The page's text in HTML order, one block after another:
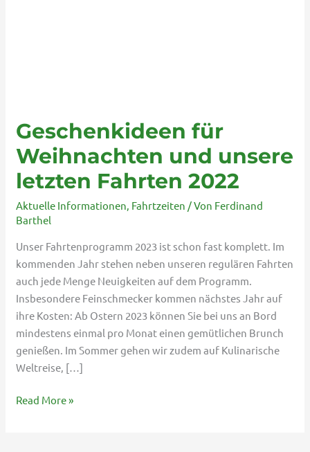
Geschenkideen für
Weihnachten und unsere
letzten Fahrten 2022
Aktuelle Informationen Fahrtzeiten / Von Ferdinand
Barthel
Unser Fahrtenprogramm 2023 ist schon fast komplett. Im
kommenden Jahr stehen neben unseren regulären Fahrten
auch jede Menge Neuigkeiten auf dem Programm.
Insbesondere Feinschmecker kommen nächstes Jahr auf
ihre Kosten: Ab Ostern 2023 können Sie bei uns an Bord
mindestens einmal pro Monat einen gemütlichen Brunch
genießen. Im Sommer gehen wir zudem auf Kulinarische
Weltreise, […]
Read More »